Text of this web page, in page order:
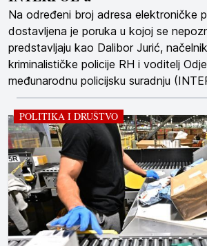
Na određeni broj adresa elektroničke
dostavljena je poruka u kojoj se
predstavljaju kao Dalibor Jurić,
kriminalističke policije RH i voditelj
međunarodnu policijsku suradnju
POLITIKA I DRUŠTVO